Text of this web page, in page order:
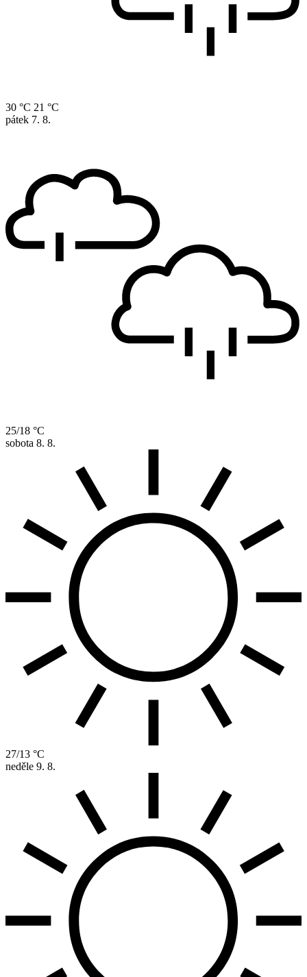
30 °C 21 °C
pátek 7. 8.
25/18 °C
sobota 8. 8.
27/13 °C
neděle 9. 8.